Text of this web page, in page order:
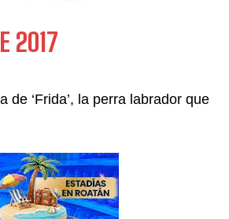
2017
‘Frida’, la perra labrador que